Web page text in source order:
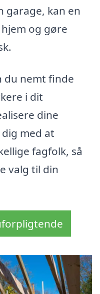
garage, kan en
og gøre
du nemt finde
i dit
dine
med at
fagfolk, så
valg til din